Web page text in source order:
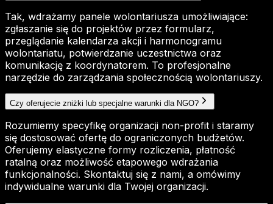
Tak, wdrażamy panele wolontariusza umożliwiające:
zgłaszanie się do projektów przez formularz,
przeglądanie kalendarza akcji i harmonogramu
wolontariatu, potwierdzanie uczestnictwa oraz
komunikację z koordynatorem. To profesjonalne
narzędzie do zarządzania społecznością wolontariuszy.
Czy oferujecie zniżki lub specjalne warunki dla NGO?
Rozumiemy specyfikę organizacji non-profit i staramy
się dostosować ofertę do ograniczonych budżetów.
Oferujemy elastyczne formy rozliczenia, płatność
ratalną oraz możliwość etapowego wdrażania
funkcjonalności. Skontaktuj się z nami, a omówimy
indywidualne warunki dla Twojej organizacji.